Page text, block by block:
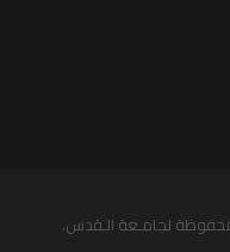
لجامـعة الـقدس.